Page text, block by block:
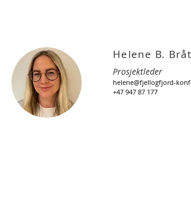
Helene B.
Prosjektleder
helene@fjellogfjord-
+47 947 87 177